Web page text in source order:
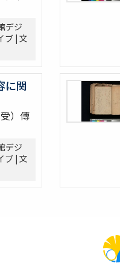
デジ
ブ | 文
に関
）傳
デジ
ブ | 文